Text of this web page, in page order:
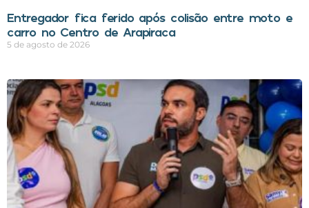
Entregador fica ferido após colisão entre moto e
carro no Centro de Arapiraca
5 de agosto de 2026